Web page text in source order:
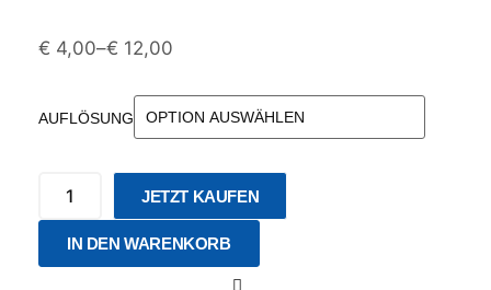
€ 4,00–€ 12,00
AUFLÖSUNG
JETZT KAUFEN
IN DEN WARENKORB